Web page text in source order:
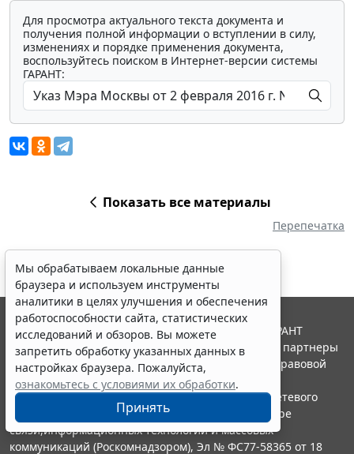
Для просмотра актуального текста документа и
получения полной информации о вступлении в силу,
изменениях и порядке применения документа,
воспользуйтесь поиском в Интернет-версии системы
ГАРАНТ:
Показать все материалы
Перепечатка
Мы обрабатываем локальные данные
браузера и используем инструменты
аналитики в целях улучшения и обеспечения
работоспособности сайта, статистических
исследований и обзоров. Вы можете
запретить обработку указанных данных в
настройках браузера. Пожалуйста,
ознакомьтесь с условиями их обработки.
Принять
© ООО "НПП "ГАРАНТ-СЕРВИС", 2026. Система ГАРАНТ
выпускается с 1990 года. Компания "Гарант" и ее партнеры
являются участниками Российской ассоциации правовой
информации ГАРАНТ.
Портал ГАРАНТ.РУ зарегистрирован в качестве сетевого
издания Федеральной службой по надзору в сфере
связи,информационных технологий и массовых
коммуникаций (Роскомнадзором), Эл № ФС77-58365 от 18